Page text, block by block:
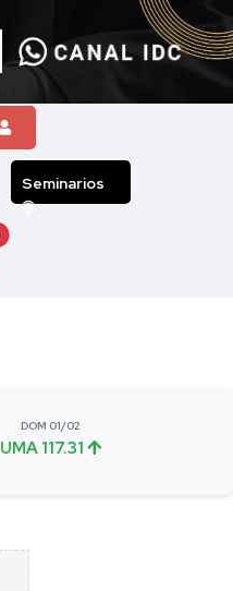
Seminarios
DOM 01/02
UMA 117.31